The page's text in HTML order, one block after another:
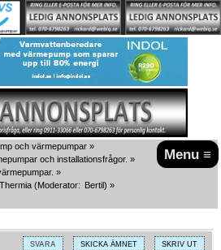
Menu ≡
och värmepumpar »
och installationsfrågor. »
»
Thermia (Moderator: Bertil) »
SVARA SKICKA ÄMNET SKRIV UT